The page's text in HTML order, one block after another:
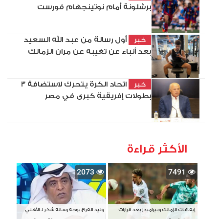
برشلونة أمام نوتينجهام فورست
خبر
أول رسالة من عبد الله السعيد
بعد أنباء عن تغيبه عن مران الزمالك
خبر
اتحاد الكرة يتحرك لاستضافة 3
بطولات إفريقية كبرى في مصر
الأكثر قراءة
7491
إيقافات الزمالك وبيراميدز بعد قرارات
2073
وليد الفراج يوجه رسالة شكر لـ الأهلي